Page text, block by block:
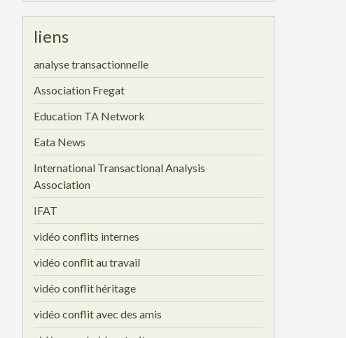
liens
analyse transactionnelle
Association Fregat
Education TA Network
Eata News
International Transactional Analysis
Association
IFAT
vidéo conflits internes
vidéo conflit au travail
vidéo conflit héritage
vidéo conflit avec des amis